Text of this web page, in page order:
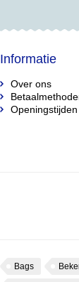
Informatie
Over ons
Bags